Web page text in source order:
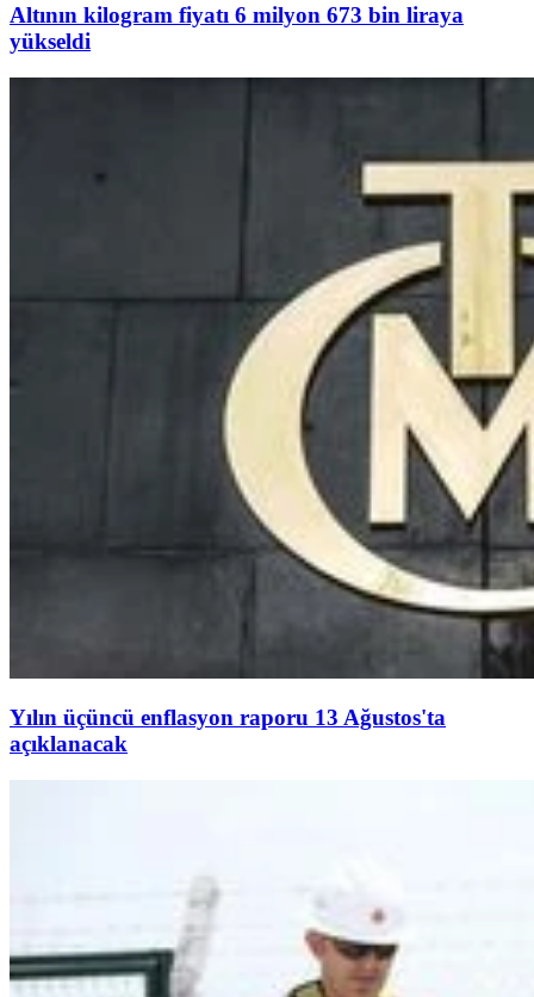
Altının kilogram fiyatı 6 milyon 673 bin liraya
yükseldi
Yılın üçüncü enflasyon raporu 13 Ağustos'ta
açıklanacak